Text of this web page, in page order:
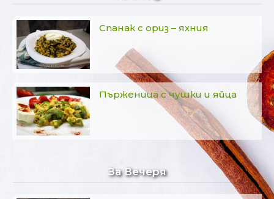
Спанак с ориз – яхния
Пърженица с чушки и яйца
За Вечеря